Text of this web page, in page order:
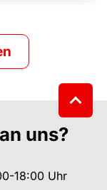
uns?
18:00 Uhr